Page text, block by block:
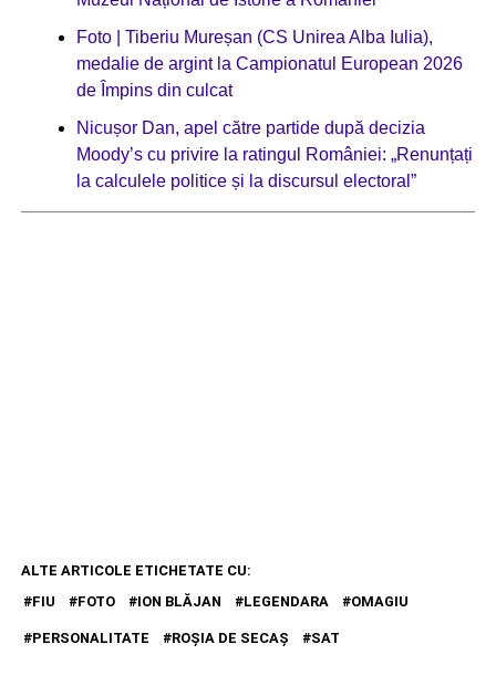
Foto | Tiberiu Mureșan (CS Unirea Alba Iulia),
medalie de argint la Campionatul European 2026
de Împins din culcat
Nicușor Dan, apel către partide după decizia
Moody’s cu privire la ratingul României: „Renunțați
la calculele politice și la discursul electoral”
ALTE ARTICOLE ETICHETATE CU:
FIU
FOTO ION BLĂJAN LEGENDARA OMAGIU
PERSONALITATE ROŞIA DE SECAŞ SAT